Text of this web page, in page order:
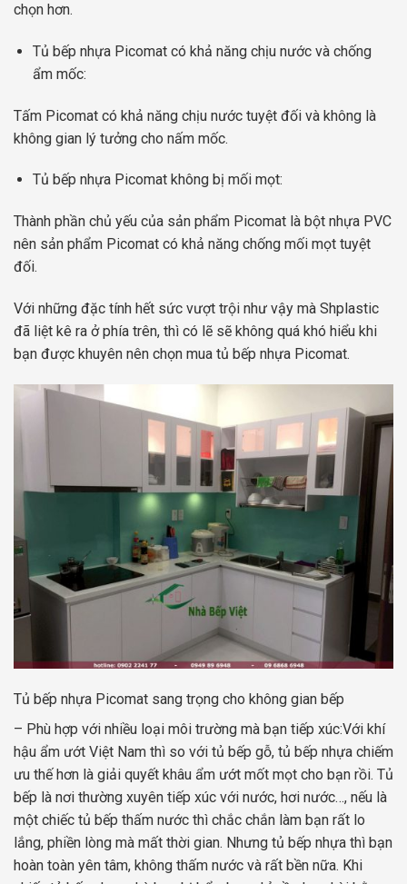
chọn hơn.
Tủ bếp nhựa Picomat có khả năng chịu nước và chống
ẩm mốc:
Tấm Picomat có khả năng chịu nước tuyệt đối và không là
không gian lý tưởng cho nấm mốc.
Tủ bếp nhựa Picomat không bị mối mọt:
Thành phần chủ yếu của sản phẩm Picomat là bột nhựa PVC
nên sản phẩm Picomat có khả năng chống mối mọt tuyệt
đối.
Với những đặc tính hết sức vượt trội như vậy mà Shplastic
đã liệt kê ra ở phía trên, thì có lẽ sẽ không quá khó hiểu khi
bạn được khuyên nên chọn mua tủ bếp nhựa Picomat.
Tủ bếp nhựa Picomat sang trọng cho không gian bếp
– Phù hợp với nhiều loại môi trường mà bạn tiếp xúc:Với khí
hậu ẩm ướt Việt Nam thì so với tủ bếp gỗ, tủ bếp nhựa chiếm
ưu thế hơn là giải quyết khâu ẩm ướt mốt mọt cho bạn rồi. Tủ
bếp là nơi thường xuyên tiếp xúc với nước, hơi nước…, nếu là
một chiếc tủ bếp thấm nước thì chắc chắn làm bạn rất lo
lắng, phiền lòng mà mất thời gian. Nhưng tủ bếp nhựa thì bạn
hoàn toàn yên tâm, không thấm nước và rất bền nữa. Khi